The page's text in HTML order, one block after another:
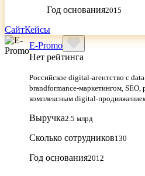
Год основания2015
СайтКейсы
E-Promo
Нет рейтинга
Российское digital-агентство с
brandformance-маркетингом, SEO,
комплексным digital-
Выручка2.5 млрд
Сколько сотрудников130
Год основания2012